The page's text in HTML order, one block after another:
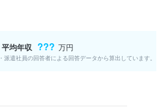
平均年収 ??? 万円
遣社員の回答者による回答データから算出しています。